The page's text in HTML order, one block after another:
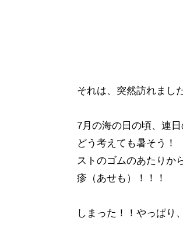
それは、突然訪れまし
7月の海の日の頃、連
どう考えても暑そう！
ストのゴムのあたりか
疹（あせも）！！！
しまった！！やっぱり